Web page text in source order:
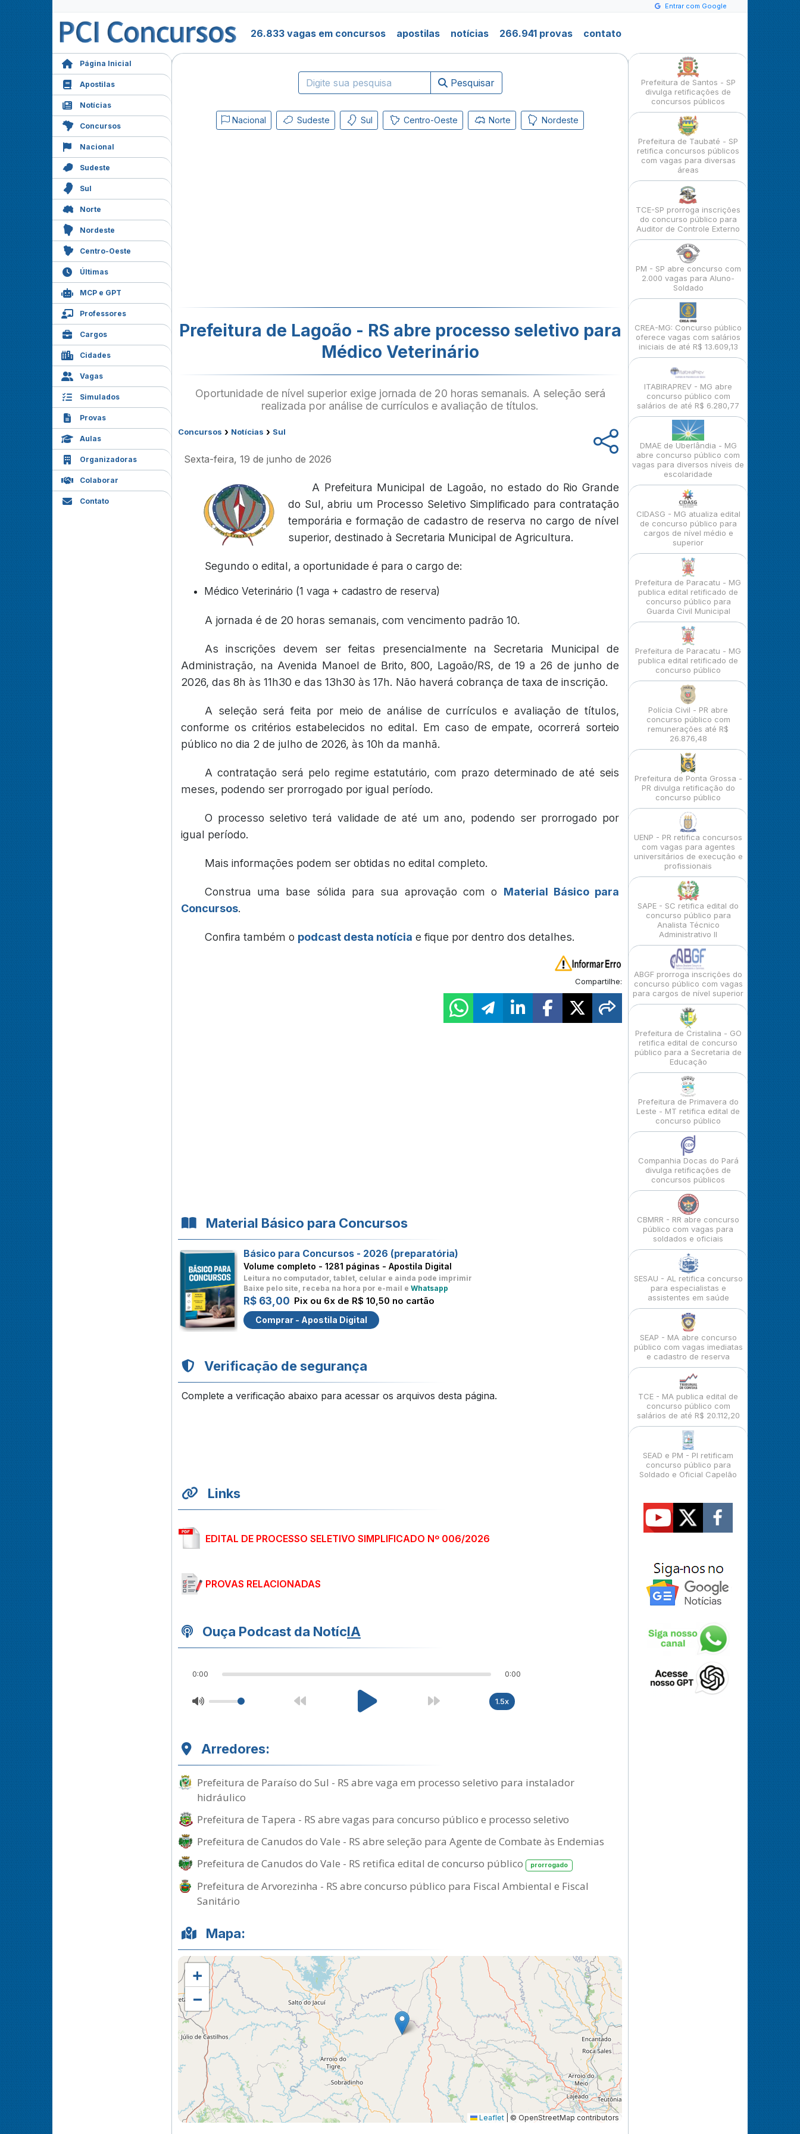
Entrar com Google
26.833 vagas em concursos apostilas notícias 266.941 provas contato
Página Inicial
Apostilas
Notícias
Concursos
Nacional
Sudeste
Sul
Norte
Nordeste
Centro-Oeste
Últimas
MCP e GPT
Professores
Cargos
Cidades
Vagas
Simulados
Provas
Aulas
Organizadoras
Colaborar
Contato
Pesquisar
Nacional Sudeste Sul Centro-Oeste Norte Nordeste
Prefeitura de Lagoão - RS abre processo seletivo para
Médico Veterinário
Oportunidade de nível superior exige jornada de 20 horas semanais. A seleção será
realizada por análise de currículos e avaliação de títulos.
Concursos › Notícias › Sul
Sexta-feira, 19 de junho de 2026
A Prefeitura Municipal de Lagoão, no estado do Rio Grande
do Sul, abriu um Processo Seletivo Simplificado para contratação
temporária e formação de cadastro de reserva no cargo de nível
superior, destinado à Secretaria Municipal de Agricultura.
Segundo o edital, a oportunidade é para o cargo de:
Médico Veterinário (1 vaga + cadastro de reserva)
A jornada é de 20 horas semanais, com vencimento padrão 10.
As inscrições devem ser feitas presencialmente na Secretaria Municipal de
Administração, na Avenida Manoel de Brito, 800, Lagoão/RS, de 19 a 26 de junho de
2026, das 8h às 11h30 e das 13h30 às 17h. Não haverá cobrança de taxa de inscrição.
A seleção será feita por meio de análise de currículos e avaliação de títulos,
conforme os critérios estabelecidos no edital. Em caso de empate, ocorrerá sorteio
público no dia 2 de julho de 2026, às 10h da manhã.
A contratação será pelo regime estatutário, com prazo determinado de até seis
meses, podendo ser prorrogado por igual período.
O processo seletivo terá validade de até um ano, podendo ser prorrogado por
igual período.
Mais informações podem ser obtidas no edital completo.
Construa uma base sólida para sua aprovação com o Material Básico para
Concursos.
Confira também o podcast desta notícia e fique por dentro dos detalhes.
Compartilhe:
Material Básico para Concursos
Básico para Concursos - 2026 (preparatória)
Volume completo - 1281 páginas - Apostila Digital
Leitura no computador, tablet, celular e ainda pode imprimir
Baixe pelo site, receba na hora por e-mail e Whatsapp
R$ 63,00 Pix ou 6x de R$ 10,50 no cartão
Comprar - Apostila Digital
Verificação de segurança
Complete a verificação abaixo para acessar os arquivos desta página.
Links
EDITAL DE PROCESSO SELETIVO SIMPLIFICADO Nº 006/2026
PROVAS RELACIONADAS
Ouça Podcast da NotícIA
0:00 0:00
1.5x
Arredores:
Prefeitura de Paraíso do Sul - RS abre vaga em processo seletivo para instalador
hidráulico
Prefeitura de Tapera - RS abre vagas para concurso público e processo seletivo
Prefeitura de Canudos do Vale - RS abre seleção para Agente de Combate às Endemias
Prefeitura de Canudos do Vale - RS retifica edital de concurso público
prorrogado
Prefeitura de Arvorezinha - RS abre concurso público para Fiscal Ambiental e Fiscal
Sanitário
Mapa:
+
−
Leaflet © OpenStreetMap contributors
Prefeitura de Santos - SP
divulga retificações de
concursos públicos
Prefeitura de Taubaté - SP
retifica concursos públicos
com vagas para diversas
áreas
TCE-SP prorroga inscrições
do concurso público para
Auditor de Controle Externo
PM - SP abre concurso com
2.000 vagas para Aluno-
Soldado
CREA-MG: Concurso público
oferece vagas com salários
iniciais de até R$ 13.609,13
ITABIRAPREV - MG abre
concurso público com
salários de até R$ 6.280,77
DMAE de Uberlândia - MG
abre concurso público com
vagas para diversos níveis de
escolaridade
CIDASG - MG atualiza edital
de concurso público para
cargos de nível médio e
superior
Prefeitura de Paracatu - MG
publica edital retificado de
concurso público para
Guarda Civil Municipal
Prefeitura de Paracatu - MG
publica edital retificado de
concurso público
Polícia Civil - PR abre
concurso público com
remunerações até R$
26.876,48
Prefeitura de Ponta Grossa -
PR divulga retificação do
concurso público
UENP - PR retifica concursos
com vagas para agentes
universitários de execução e
profissionais
SAPE - SC retifica edital do
concurso público para
Analista Técnico
Administrativo II
ABGF prorroga inscrições do
concurso público com vagas
para cargos de nível superior
Prefeitura de Cristalina - GO
retifica edital de concurso
público para a Secretaria de
Educação
Prefeitura de Primavera do
Leste - MT retifica edital de
concurso público
Companhia Docas do Pará
divulga retificações de
concursos públicos
CBMRR - RR abre concurso
público com vagas para
soldados e oficiais
SESAU - AL retifica concurso
para especialistas e
assistentes em saúde
SEAP - MA abre concurso
público com vagas imediatas
e cadastro de reserva
TCE - MA publica edital de
concurso público com
salários de até R$ 20.112,20
SEAD e PM - PI retificam
concurso público para
Soldado e Oficial Capelão